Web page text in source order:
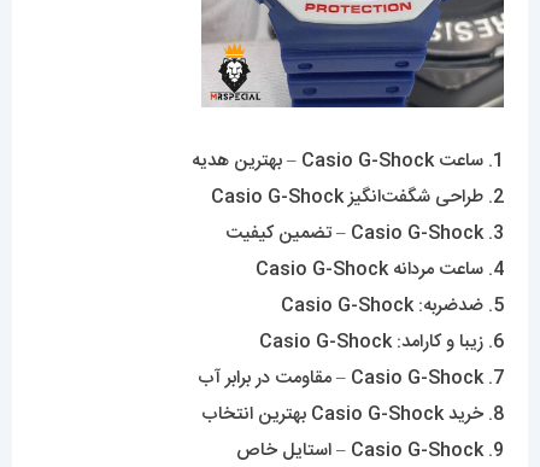
1. ساعت Casio G-Shock – بهترین هدیه
2. طراحی شگفت‌انگیز Casio G-Shock
3. Casio G-Shock – تضمین کیفیت
4. ساعت مردانه Casio G-Shock
5. ضدضربه: Casio G-Shock
6. زیبا و کارامد: Casio G-Shock
7. Casio G-Shock – مقاومت در برابر آب
8. خرید Casio G-Shock بهترین انتخاب
9. Casio G-Shock – استایل خاص